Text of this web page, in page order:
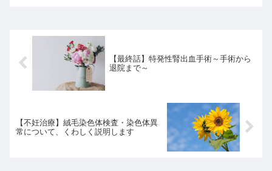
【最終話】特発性腎出血手術～手術から
退院まで～
【不妊治療】絨毛染色体検査・染色体異
常について、くわしく説明します